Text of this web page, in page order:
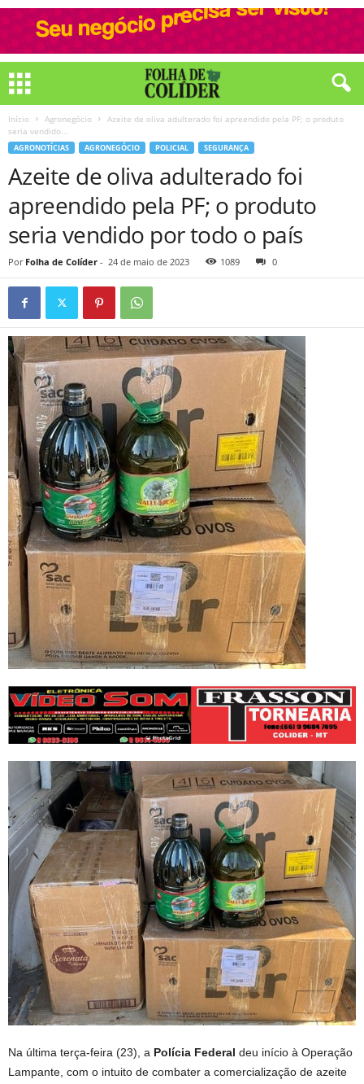
Início Agronegócio
Azeite de oliva adulterado foi apreendido pela PF; o produto
seria vendido...
AGRONOTÍCIAS AGRONEGÓCIO POLICIAL SEGURANÇA
Azeite de oliva adulterado foi
apreendido pela PF; o produto
seria vendido por todo o país
Por Folha de Colíder - 24 de maio de 2023 1089 0
Na última terça-feira (23), a Polícia Federal deu início à Operação
Lampante, com o intuito de combater a comercialização de azeite